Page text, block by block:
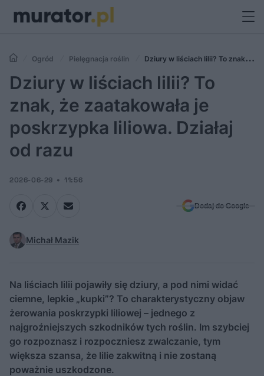
Ogród Pielęgnacja roślin
Dziury w liściach lilii? To znak, że
zaatakowała je poskrzypka liliowa. Działaj od razu
Dziury w liściach lilii? To
znak, że zaatakowała je
poskrzypka liliowa. Działaj
od razu
2026-06-29 11:56
Dodaj do Google
Michał Mazik
Na liściach lilii pojawiły się dziury, a pod nimi widać
ciemne, lepkie „kupki”? To charakterystyczny objaw
żerowania poskrzypki liliowej – jednego z
najgroźniejszych szkodników tych roślin. Im szybciej
go rozpoznasz i rozpoczniesz zwalczanie, tym
większa szansa, że lilie zakwitną i nie zostaną
poważnie uszkodzone.